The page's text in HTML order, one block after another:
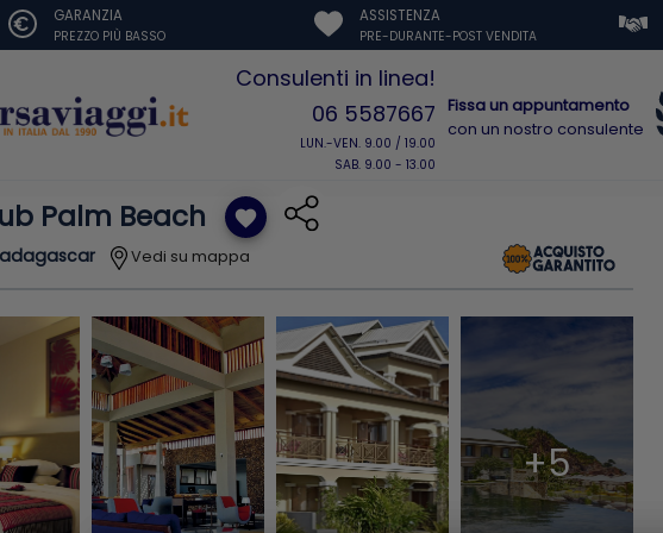
GARANZIA
PREZZO PIÙ BASSO
ASSISTENZA
PRE-DURANTE-POST VENDITA
Consulenti in linea!
06 5587667
LUN.-VEN. 9.00 / 19.00
SAB. 9.00 - 13.00
Fissa un appuntamento
con un nostro consulente
Palm Beach favorite
Vedi su mappa
+5